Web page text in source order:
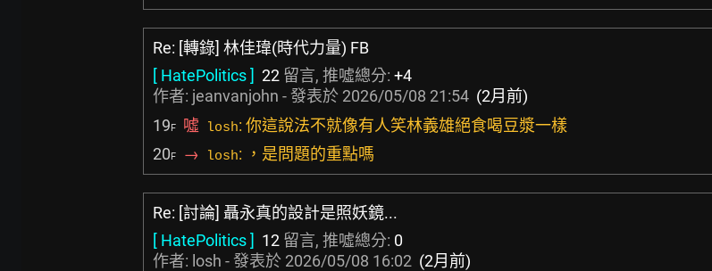
Re: [轉錄] 林佳瑋(時代力量) FB
[ HatePolitics ] 22 留言, 推噓總分: +4
作者: jeanvanjohn - 發表於 2026/05/08 21:54 (2月前)
19F 噓 losh: 你這說法不就像有人笑林義雄絕食喝豆漿一樣
20F → losh: ，是問題的重點嗎
Re: [討論] 聶永真的設計是照妖鏡...
[ HatePolitics ] 12 留言, 推噓總分: 0
作者: losh - 發表於 2026/05/08 16:02 (2月前)